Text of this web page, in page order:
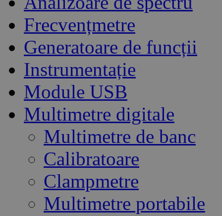
Frecvențmetre
Generatoare de funcții
Instrumentație
Module USB
Multimetre digitale
Multimetre de banc
Calibratoare
Clampmetre
Multimetre portabile